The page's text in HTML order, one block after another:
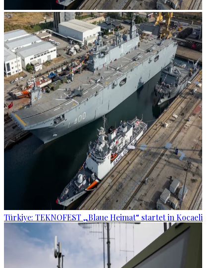
Türkiye: TEKNOFEST „Blaue Heimat“ startet in Kocaeli